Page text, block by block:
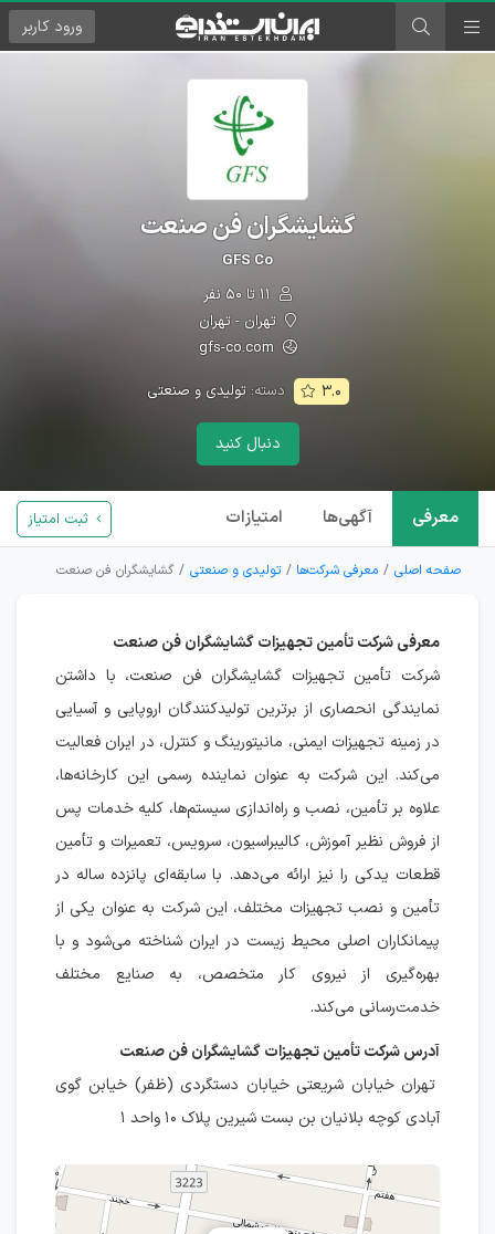
ورود کاربر
گشایشگران فن صنعت
GFS Co
تهران - تهران
gfs-co.com
۳.۰ دسته:تولیدی و صنعتی
دنبال کنید
معرفی آگهی‌ها امتیازات ثبت امتیاز
صفحه اصلی معرفی شرکت‌ها تولیدی و صنعتی گشایشگران فن صنعت
معرفی شرکت تأمین تجهیزات گشایشگران فن صنعت
شرکت تأمین تجهیزات گشایشگران فن صنعت، با داشتن
نمایندگی انحصاری از برترین تولیدکنندگان اروپایی و آسیایی
در زمینه تجهیزات ایمنی، مانیتورینگ و کنترل، در ایران فعالیت
می‌کند. این شرکت به عنوان نماینده رسمی این کارخانه‌ها،
علاوه بر تأمین، نصب و راه‌اندازی سیستم‌ها، کلیه خدمات پس
از فروش نظیر آموزش، کالیبراسیون، سرویس، تعمیرات و تأمین
قطعات یدکی را نیز ارائه می‌دهد. با سابقه‌ای پانزده ساله در
تأمین و نصب تجهیزات مختلف، این شرکت به عنوان یکی از
پیمانکاران اصلی محیط زیست در ایران شناخته می‌شود و با
بهره‌گیری از نیروی کار متخصص، به صنایع مختلف
خدمت‌رسانی می‌کند.
آدرس شرکت تأمین تجهیزات گشایشگران فن صنعت
تهران خیابان شریعتی خیابان دستگردی (ظفر) خیابن گوی
آبادی کوچه بلانیان بن بست شیرین پلاک ۱۰ واحد ۱